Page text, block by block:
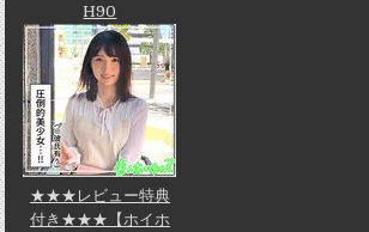
H90
★★★レビュー特典
付き★★★【ホイホ